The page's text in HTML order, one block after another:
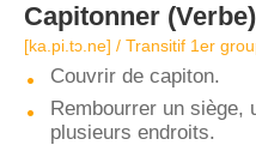
Capitonner (Verbe)
[ka.pi.tɔ.ne] / Transitif 1er
Couvrir de capiton.
Rembourrer un siège,
plusieurs endroits.